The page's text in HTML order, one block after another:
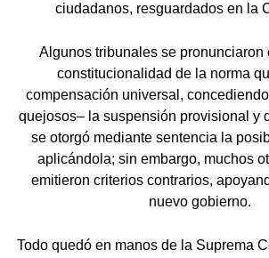
ciudadanos, resguardados en la
Algunos tribunales se pronunciaron
constitucionalidad de la norma
compensación universal,
quejosos– la suspensión provisional y
se otorgó mediante sentencia la
aplicándola; sin embargo, muchos
emitieron criterios contrarios,
nuevo gobierno.
Todo quedó en manos de la Suprema